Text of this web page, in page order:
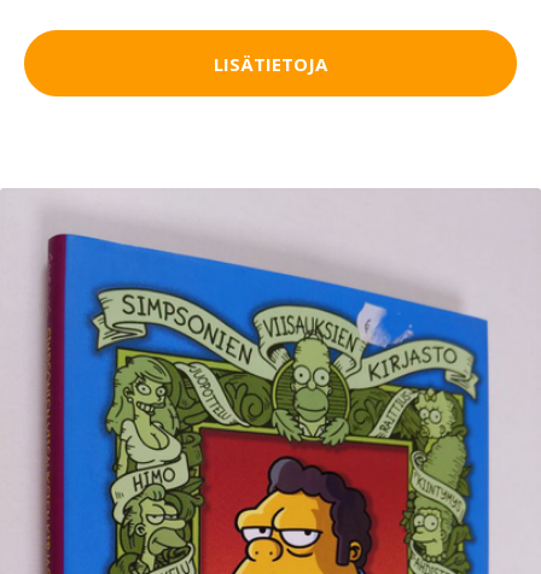
LISÄTIETOJA